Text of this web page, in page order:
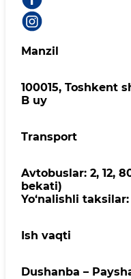
Manzil
100015, Toshkent
B uу
Transport
Avtobuslar: 2, 12,
bekati)
Yo‘nalishli taksilar:
Ish vaqti
Dushanba –